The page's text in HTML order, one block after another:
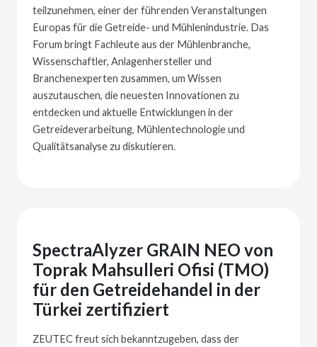
teilzunehmen, einer der führenden Veranstaltungen
Europas für die Getreide- und Mühlenindustrie. Das
Forum bringt Fachleute aus der Mühlenbranche,
Wissenschaftler, Anlagenhersteller und
Branchenexperten zusammen, um Wissen
auszutauschen, die neuesten Innovationen zu
entdecken und aktuelle Entwicklungen in der
Getreideverarbeitung, Mühlentechnologie und
Qualitätsanalyse zu diskutieren.
SpectraAlyzer GRAIN NEO von
Toprak Mahsulleri Ofisi (TMO)
für den Getreidehandel in der
Türkei zertifiziert
ZEUTEC freut sich bekanntzugeben, dass der